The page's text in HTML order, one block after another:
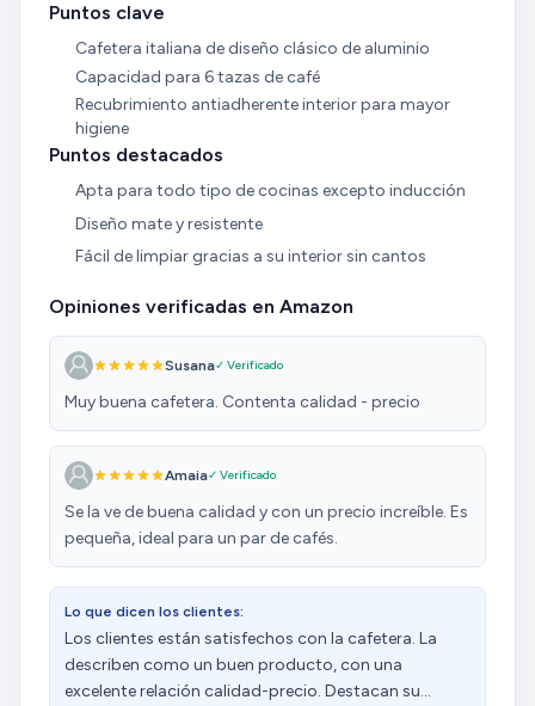
Puntos clave
Cafetera italiana de diseño clásico de aluminio
Capacidad para 6 tazas de café
Recubrimiento antiadherente interior para mayor
higiene
Puntos destacados
Apta para todo tipo de cocinas excepto inducción
Diseño mate y resistente
Fácil de limpiar gracias a su interior sin cantos
Opiniones verificadas en Amazon
Susana✓ Verificado
Muy buena cafetera. Contenta calidad - precio
Amaia✓ Verificado
Se la ve de buena calidad y con un precio increíble. Es
pequeña, ideal para un par de cafés.
Lo que dicen los clientes:
Los clientes están satisfechos con la cafetera. La
describen como un buen producto, con una
excelente relación calidad-precio. Destacan su